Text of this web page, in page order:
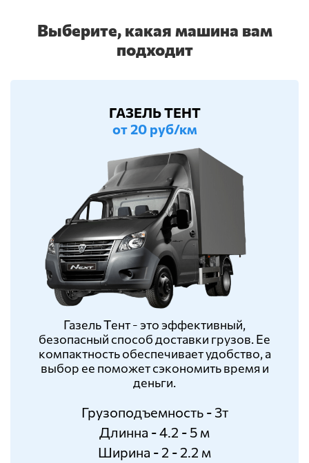
Выберите, какая машина вам
подходит
ГАЗЕЛЬ ТЕНТ
от 20 руб/км
Газель Тент - это эффективный,
безопасный способ доставки грузов. Ее
компактность обеспечивает удобство, а
выбор ее поможет сэкономить время и
деньги.
Грузоподъемность - 3т
Длинна - 4.2 - 5 м
Ширина - 2 - 2.2 м